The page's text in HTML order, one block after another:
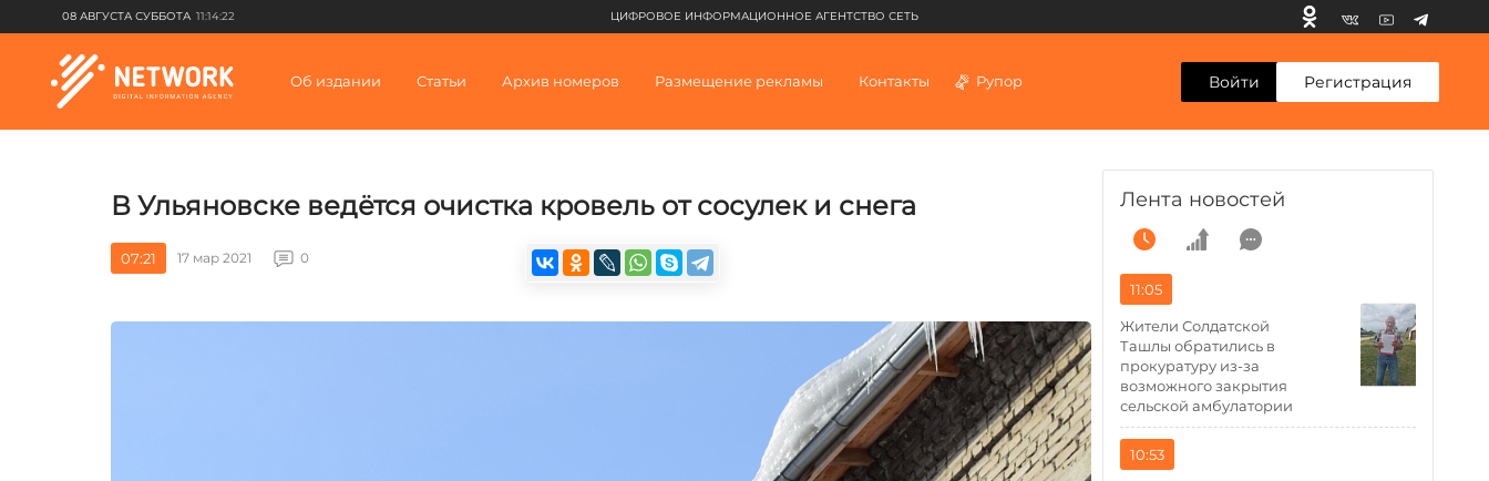
08 АВГУСТА СУББОТА 11:14:22 ЦИФРОВОЕ ИНФОРМАЦИОННОЕ АГЕНТСТВО СЕТЬ
Об издании Статьи Архив номеров Размещение рекламы Контакты Рупор Войти Регистрация
В Ульяновске ведётся очистка кровель от сосулек и снега
07:21 17 мар 2021 0
Лента новостей
11:05
Жители Солдатской
Ташлы обратились в
прокуратуру из-за
возможного закрытия
сельской амбулатории
10:53